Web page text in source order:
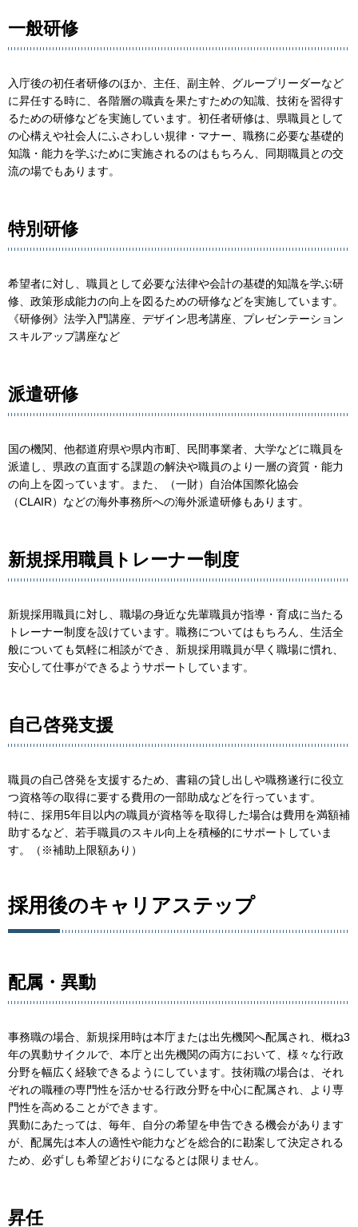
一般研修
入庁後の初任者研修のほか、主任、副主幹、グループリーダーなど
に昇任する時に、各階層の職責を果たすための知識、技術を習得す
るための研修などを実施しています。初任者研修は、県職員として
の心構えや社会人にふさわしい規律・マナー、職務に必要な基礎的
知識・能力を学ぶために実施されるのはもちろん、同期職員との交
流の場でもあります。
特別研修
希望者に対し、職員として必要な法律や会計の基礎的知識を学ぶ研
修、政策形成能力の向上を図るための研修などを実施しています。
《研修例》法学入門講座、デザイン思考講座、プレゼンテーション
スキルアップ講座など
派遣研修
国の機関、他都道府県や県内市町、民間事業者、大学などに職員を
派遣し、県政の直面する課題の解決や職員のより一層の資質・能力
の向上を図っています。また、（一財）自治体国際化協会
（CLAIR）などの海外事務所への海外派遣研修もあります。
新規採用職員トレーナー制度
新規採用職員に対し、職場の身近な先輩職員が指導・育成に当たる
トレーナー制度を設けています。職務についてはもちろん、生活全
般についても気軽に相談ができ、新規採用職員が早く職場に慣れ、
安心して仕事ができるようサポートしています。
自己啓発支援
職員の自己啓発を支援するため、書籍の貸し出しや職務遂行に役立
つ資格等の取得に要する費用の一部助成などを行っています。
特に、採用5年目以内の職員が資格等を取得した場合は費用を満額補
助するなど、若手職員のスキル向上を積極的にサポートしていま
す。（※補助上限額あり）
採用後のキャリアステップ
配属・異動
事務職の場合、新規採用時は本庁または出先機関へ配属され、概ね3
年の異動サイクルで、本庁と出先機関の両方において、様々な行政
分野を幅広く経験できるようにしています。技術職の場合は、それ
ぞれの職種の専門性を活かせる行政分野を中心に配属され、より専
門性を高めることができます。
異動にあたっては、毎年、自分の希望を申告できる機会があります
が、配属先は本人の適性や能力などを総合的に勘案して決定される
ため、必ずしも希望どおりになるとは限りません。
昇任